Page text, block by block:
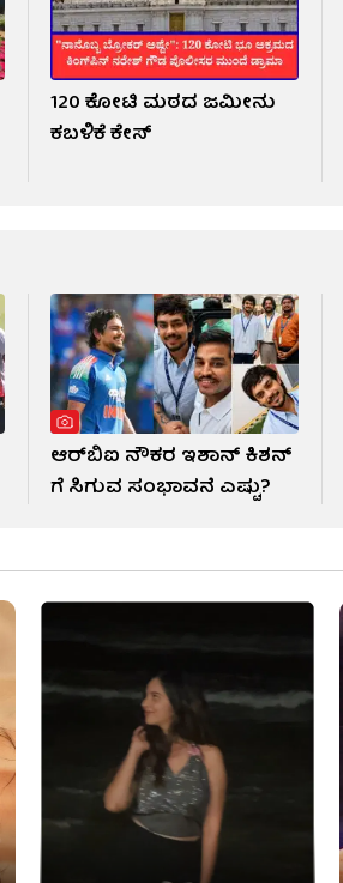
120 ಕೋಟಿ ಮಠದ ಜಮೀನು
ಕಬಳಿಕೆ ಕೇಸ್
ಆರ್​ಬಿಐ ನೌಕರ ಇಶಾನ್ ಕಿಶನ್​
ಗೆ ಸಿಗುವ ಸಂಭಾವನೆ ಎಷ್ಟು?